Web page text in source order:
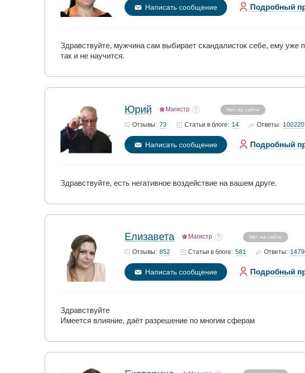
Написать сообщение Подробный
Здравствуйте, мужчина сам выбирает скандалисток себе, ему уже
так и не научится.
Юрий Магистр Нет на сайте
Отзывы: 73 Статьи в блоге: 14 Ответы: 100220
Написать сообщение Подробный
Здравствуйте, есть негативное воздействие на вашем друге.
Елизавета Магистр Нет на сайте
Отзывы: 852 Статьи в блоге: 581 Ответы:
Написать сообщение Подробный
Здравствуйте
Имеется влияние, даёт разрешение по многим сферам